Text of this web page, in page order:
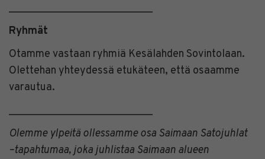
___________________________
Ryhmät
Otamme vastaan ryhmiä Kesälahden Sovintolaan.
Olettehan yhteydessä etukäteen, että osaamme
varautua.
___________________________
Olemme ylpeitä ollessamme osa Saimaan Satojuhlat
–tapahtumaa, joka juhlistaa Saimaan alueen